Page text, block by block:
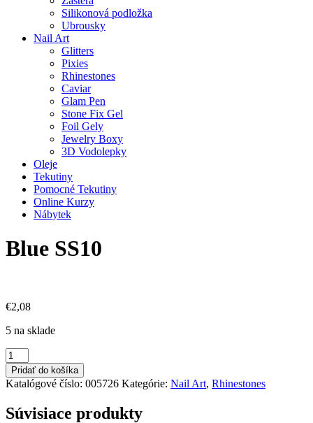
Silikonová podložka
Ubrousky
Nail Art
Glitters
Pixies
Rhinestones
Caviar
Glam Pen
Stone Fix Gel
Foil Gely
Jewelry Boxy
3D Vodolepky
Oleje
Tekutiny
Pomocné Tekutiny
Online Kurzy
Nábytek
Blue SS10
€2,08
5 na sklade
množstvo
Blue
SS10
Pridať do košíka
Katalógové číslo: 005726 Kategórie: Nail Art, Rhinestones
Súvisiace produkty